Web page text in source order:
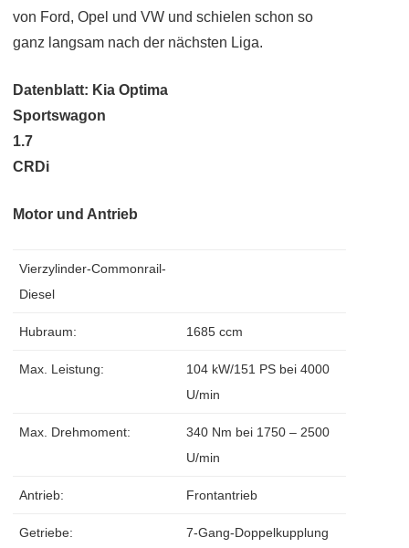
von Ford, Opel und VW und schielen schon so
ganz langsam nach der nächsten Liga.
Datenblatt: Kia Optima
Sportswagon
1.7
CRDi
Motor und Antrieb
Vierzylinder-Commonrail-
Diesel
Hubraum: 1685 ccm
Max. Leistung:
104 kW/151 PS bei 4000
U/min
Max. Drehmoment:
340 Nm bei 1750 – 2500
U/min
Antrieb: Frontantrieb
Getriebe: 7-Gang-Doppelkupplung